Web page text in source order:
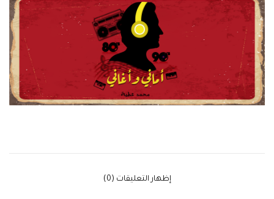
‫إظهار التعليقات (0)